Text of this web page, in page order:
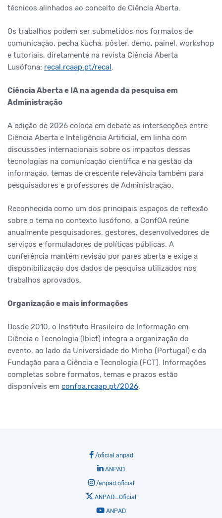
técnicos alinhados ao conceito de Ciência Aberta.
Os trabalhos podem ser submetidos nos formatos de
comunicação, pecha kucha, pôster, demo, painel, workshop
e tutoriais, diretamente na revista Ciência Aberta
Lusófona: recal.rcaap.pt/recal.
Ciência Aberta e IA na agenda da pesquisa em
Administração
A edição de 2026 coloca em debate as intersecções entre
Ciência Aberta e Inteligência Artificial, em linha com
discussões internacionais sobre os impactos dessas
tecnologias na comunicação científica e na gestão da
informação, temas de crescente relevância também para
pesquisadores e professores de Administração.
Reconhecida como um dos principais espaços de reflexão
sobre o tema no contexto lusófono, a ConfOA reúne
anualmente pesquisadores, gestores, desenvolvedores de
serviços e formuladores de políticas públicas. A
conferência mantém revisão por pares aberta e exige a
disponibilização dos dados de pesquisa utilizados nos
trabalhos aprovados.
Organização e mais informações
Desde 2010, o Instituto Brasileiro de Informação em
Ciência e Tecnologia (Ibict) integra a organização do
evento, ao lado da Universidade do Minho (Portugal) e da
Fundação para a Ciência e Tecnologia (FCT). Informações
completas sobre formatos, temas e prazos estão
disponíveis em confoa.rcaap.pt/2026.
/oficial.anpad
ANPAD
/anpad.oficial
ANPAD_Oficial
ANPAD